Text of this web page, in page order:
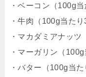
・ベーコン（100g当
・牛肉（100g当たり
・マカダミアナッツ
・マーガリン（100g
・バター（100g当た